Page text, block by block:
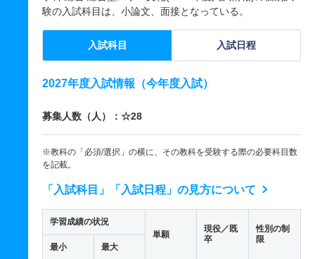
験の入試科目は、小論文、面接となっている。
入試科目 入試日程
2027年度入試情報（今年度入試）
募集人数（人）：☆28
※教科の「必須/選択」の横に、その教科を受験する際の必要科目数
を記載。
「入試科目」「入試日程」の見方について
学習成績の状況
単願
現役／既
卒
性別の制
限
最小 最大